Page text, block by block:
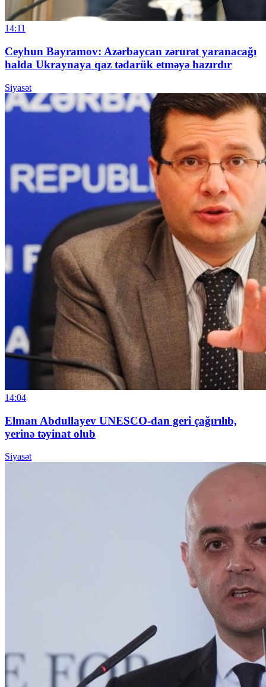
14:11
Ceyhun Bayramov: Azərbaycan zərurət yaranacağı
halda Ukraynaya qaz tədarük etməyə hazırdır
Siyasət
14:04
Elman Abdullayev UNESCO-dan geri çağırılıb,
yerinə təyinat olub
Siyasət